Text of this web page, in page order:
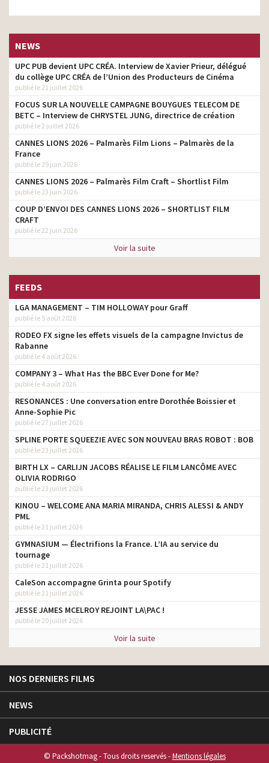
NEWS
UPC PUB devient UPC CRÉA. Interview de Xavier Prieur, délégué
du collège UPC CRÉA de l’Union des Producteurs de Cinéma
publié le 21 juillet 2026
FOCUS SUR LA NOUVELLE CAMPAGNE BOUYGUES TELECOM DE
BETC – Interview de CHRYSTEL JUNG, directrice de création
publié le 2 juillet 2026
CANNES LIONS 2026 – Palmarès Film Lions – Palmarès de la
France
publié le 29 juin 2026
CANNES LIONS 2026 – Palmarès Film Craft – Shortlist Film
publié le 23 juin 2026
COUP D’ENVOI DES CANNES LIONS 2026 – SHORTLIST FILM
CRAFT
publié le 22 juin 2026
Voir la suite
FEEDS
LGA MANAGEMENT – TIM HOLLOWAY pour Graff
publié le 5 août 2026
RODEO FX signe les effets visuels de la campagne Invictus de
Rabanne
publié le 4 août 2026
COMPANY 3 – What Has the BBC Ever Done for Me?
publié le 4 août 2026
RESONANCES : Une conversation entre Dorothée Boissier et
Anne-Sophie Pic
publié le 27 juillet 2026
SPLINE PORTE SQUEEZIE AVEC SON NOUVEAU BRAS ROBOT : BOB
publié le 23 juillet 2026
BIRTH LX – CARLIJN JACOBS RÉALISE LE FILM LANCÔME AVEC
OLIVIA RODRIGO
publié le 23 juillet 2026
KINOU – WELCOME ANA MARIA MIRANDA, CHRIS ALESSI & ANDY
PML
publié le 21 juillet 2026
GYMNASIUM — Électrifions la France. L’IA au service du
tournage
publié le 21 juillet 2026
CaleSon accompagne Grinta pour Spotify
publié le 21 juillet 2026
JESSE JAMES MCELROY REJOINT LA\PAC !
publié le 20 juillet 2026
Voir la suite
NOS DERNIERS FILMS
NEWS
PUBLICITÉ
© Packshotmag - Tous droits reservés -Mentions légales